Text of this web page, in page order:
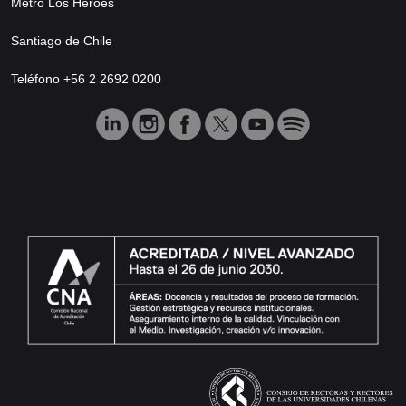
Santiago de Chile
Teléfono +56 2 2692 0200